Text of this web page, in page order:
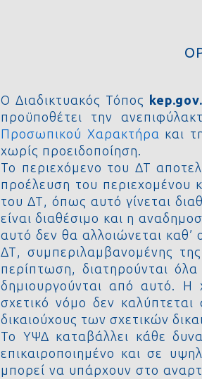
Ο Διαδικτυακός Τόπος
προϋποθέτει την
Προσωπικού Χαρακτήρα και
χωρίς προειδοποίηση.
Το περιεχόμενο του ΔΤ
προέλευση του περιεχομένου
του ΔΤ, όπως αυτό γίνεται
είναι διαθέσιμο και η
αυτό δεν θα αλλοιώνεται
ΔΤ, συμπεριλαμβανομένης
περίπτωση, διατηρούνται
δημιουργούνται από αυτό.
σχετικό νόμο δεν
δικαιούχους των σχετικών
Το ΥΨΔ καταβάλλει κάθε
επικαιροποιημένο και σε
μπορεί να υπάρχουν στο